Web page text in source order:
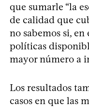
que sumarle “la
de calidad que
no sabemos si, en
políticas
mayor número a
Los resultados
casos en que las